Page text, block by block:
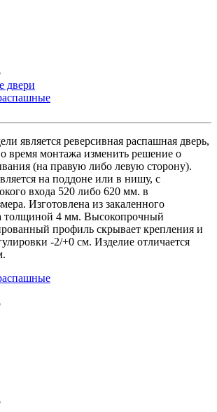
двери
является реверсивная распашная дверь,
время монтажа изменить решение о
(на правую либо левую сторону).
на поддоне или в нишу, с
входа 520 либо 620 мм. в
Изготовлена из закаленного
толщиной 4 мм. Высокопрочный
профиль скрывает крепления и
-2/+0 см. Изделие отличается